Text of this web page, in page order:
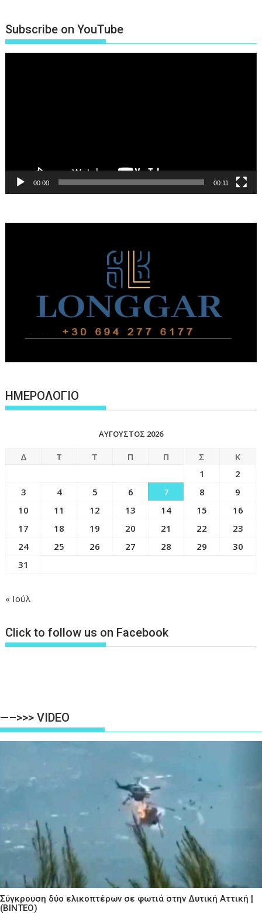
Subscribe on YouTube
00:00 00:11
ΗΜΕΡΟΛΟΓΙΟ
ΑΎΓΟΥΣΤΟΣ 2026
Δ Τ Τ Π Π Σ
Κ
1
2
3
4 5 6 7 8
9
10
11 12 13 14 15
16
17
18 19 20 21 22
23
24
25 26 27 28 29
30
31
« Ιούλ
Click to follow us on Facebook
—–>>> VIDEO
Σύγκρουση δύο ελικοπτέρων σε φωτιά στην Δυτική Αττική |
(ΒΙΝΤΕΟ)